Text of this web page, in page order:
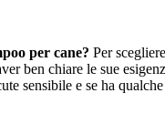
per cane? Per
ben chiare le sue
sensibile e se ha